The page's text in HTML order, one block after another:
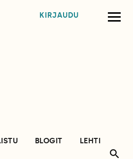
KIRJAUDU
BLOGIT
LEHTI